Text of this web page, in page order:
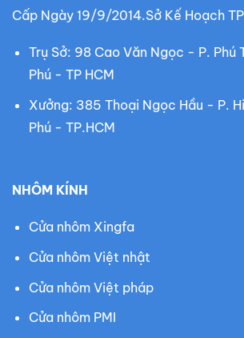
Cấp Ngày 19/9/2014.Sở Kế Hoạch
Trụ Sở: 98 Cao Văn Ngọc - P. Phú
Phú - TP HCM
Xưởng: 385 Thoại Ngọc Hầu - P.
Phú - TP.HCM
NHÔM KÍNH
Cửa nhôm Xingfa
Cửa nhôm Việt nhật
Cửa nhôm Việt pháp
Cửa nhôm PMI